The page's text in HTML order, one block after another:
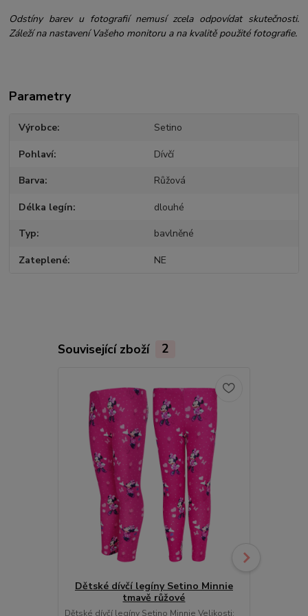
Odstíny barev u fotografií nemusí zcela odpovídat skutečnosti.
Záleží na nastavení Vašeho monitoru a na kvalitě použité fotografie.
Parametry
Výrobce Setino
Pohlaví Dívčí
Barva Růžová
Délka legín dlouhé
Typ bavlněné
Zateplené NE
Související zboží 2
Dětské dívčí legíny Setino Minnie
tmavě růžové
Dětské dívčí legíny Setino Minnie Velikosti: